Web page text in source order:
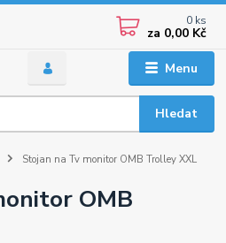
Menu
Hledat
0 ks
za 0,00 Kč
Stojan na Tv monitor OMB Trolley XXL
OMB